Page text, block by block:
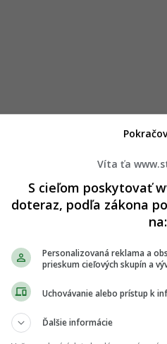
a Česka
rodného regiónu
a rozšíriť značku
a Slovinsko.
a zamerať sa na dva
Spolu s expanziou
mimo segmentu
už predtým sa im
Nochino.
Víta ťa
S cieľom poskytovať
doteraz, podľa zákona
na:
Personalizovaná reklama a
prieskum cieľových skupín a
Uchovávanie alebo prístup k
Ďalšie informácie